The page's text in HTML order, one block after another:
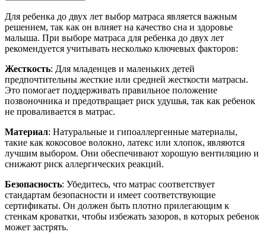
Для ребенка до двух лет выбор матраса является важным
решением, так как он влияет на качество сна и здоровье
малыша. При выборе матраса для ребенка до двух лет
рекомендуется учитывать несколько ключевых факторов:
Жесткость: Для младенцев и маленьких детей
предпочтительны жесткие или средней жесткости матрасы.
Это помогает поддерживать правильное положение
позвоночника и предотвращает риск удушья, так как ребенок
не проваливается в матрас.
Материал: Натуральные и гипоаллергенные материалы,
такие как кокосовое волокно, латекс или хлопок, являются
лучшим выбором. Они обеспечивают хорошую вентиляцию и
снижают риск аллергических реакций.
Безопасность: Убедитесь, что матрас соответствует
стандартам безопасности и имеет соответствующие
сертификаты. Он должен быть плотно прилегающим к
стенкам кроватки, чтобы избежать зазоров, в которых ребенок
может застрять.